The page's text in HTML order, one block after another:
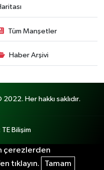
Tüm Manşetler
Haber Arşivi
Her hakkı saklıdır.
TE Bilişim
çerezlerden
tıklayın.
Tamam